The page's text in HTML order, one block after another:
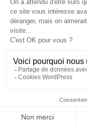
FAQ
CGV –
Copyright 2026 ©